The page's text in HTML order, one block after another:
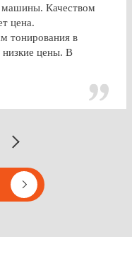
машины. Качеством
цена.
тонирования в
низкие цены. В
услугами